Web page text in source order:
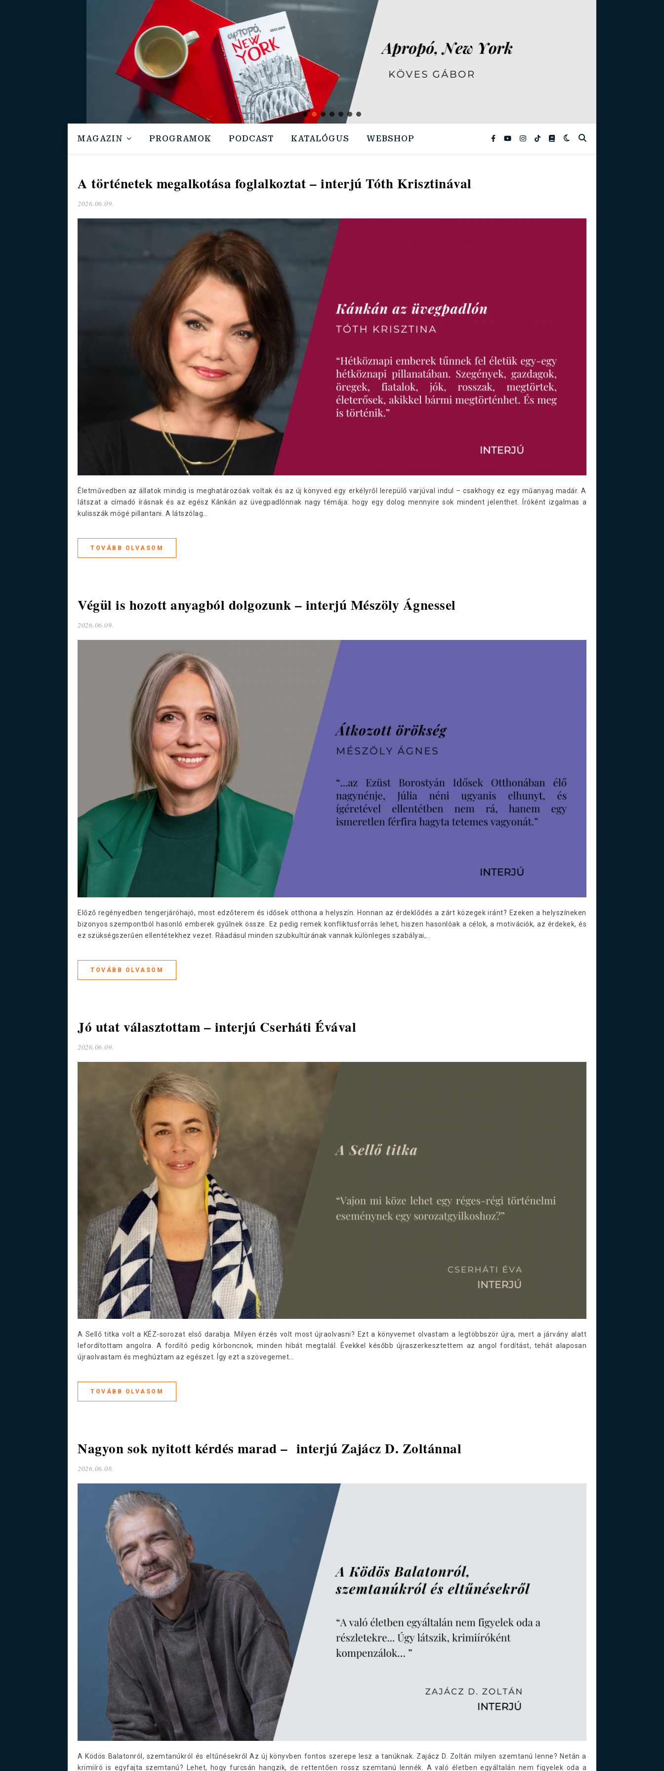
MAGAZIN PROGRAMOK PODCAST KATALÓGUS WEBSHOP
A történetek megalkotása foglalkoztat – interjú Tóth Krisztinával
2026.06.09.
Életművedben az állatok mindig is meghatározóak voltak és az új könyved egy erkélyről lerepülő varjúval indul – csakhogy ez egy műanyag madár. A
látszat a címadó írásnak és az egész Kánkán az üvegpadlónnak nagy témája: hogy egy dolog mennyire sok mindent jelenthet. Íróként izgalmas a
kulisszák mögé pillantani. A látszólag…
TOVÁBB OLVASOM
Végül is hozott anyagból dolgozunk – interjú Mészöly Ágnessel
2026.06.09.
Előző regényedben tengerjáróhajó, most edzőterem és idősek otthona a helyszín. Honnan az érdeklődés a zárt közegek iránt? Ezeken a helyszíneken
bizonyos szempontból hasonló emberek gyűlnek össze. Ez pedig remek konfliktusforrás lehet, hiszen hasonlóak a célok, a motivációk, az érdekek, és
ez szükségszerűen ellentétekhez vezet. Ráadásul minden szubkultúrának vannak különleges szabályai,…
TOVÁBB OLVASOM
Jó utat választottam – interjú Cserháti Évával
2026.06.09.
A Sellő titka volt a KÉZ-sorozat első darabja. Milyen érzés volt most újraolvasni? Ezt a könyvemet olvastam a legtöbbször újra, mert a járvány alatt
lefordítottam angolra. A fordító pedig kórboncnok, minden hibát megtalál. Évekkel később újraszerkesztettem az angol fordítást, tehát alaposan
újraolvastam és meghúztam az egészet. Így ezt a szövegemet…
TOVÁBB OLVASOM
Nagyon sok nyitott kérdés marad – interjú Zajácz D. Zoltánnal
2026.06.08.
A Ködös Balatonról, szemtanúkról és eltűnésekről Az új könyvben fontos szerepe lesz a tanúknak. Zajácz D. Zoltán milyen szemtanú lenne? Netán a
krimiíró is egyfajta szemtanú? Lehet, hogy furcsán hangzik, de rettentően rossz szemtanú lennék. A való életben egyáltalán nem figyelek oda a